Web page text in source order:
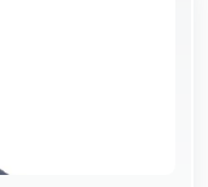
مجله توسعه صنعتی